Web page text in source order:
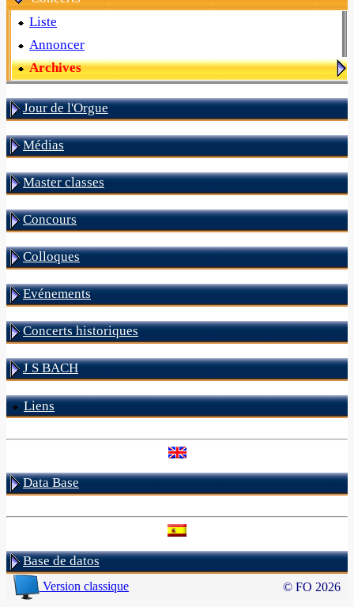
Liste
Annoncer
Archives
Jour de l'Orgue
Médias
Master classes
Concours
Colloques
Evénements
Concerts historiques
J S BACH
Liens
Data Base
Base de datos
Version classique © FO 2026